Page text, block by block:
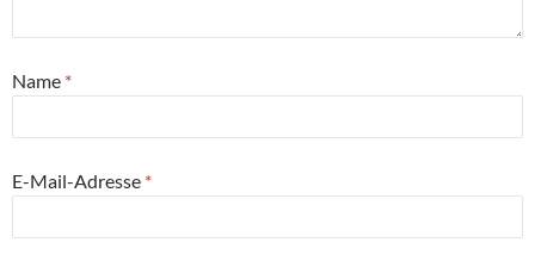
Name *
E-Mail-Adresse *